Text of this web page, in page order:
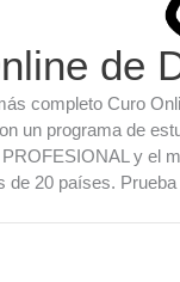
de
completo Curo
un programa de
y el
de 20 países.